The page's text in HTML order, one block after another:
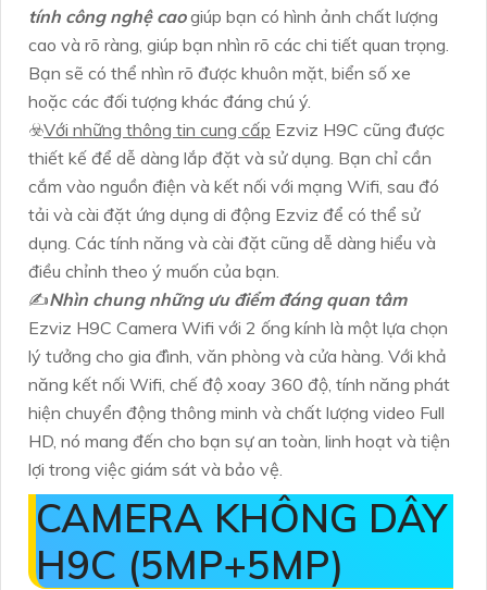
tính công nghệ caogiúp bạn có hình ảnh chất lượng
cao và rõ ràng, giúp bạn nhìn rõ các chi tiết quan trọng.
Bạn sẽ có thể nhìn rõ được khuôn mặt, biển số xe
hoặc các đối tượng khác đáng chú ý.
☣️Với những thông tin cung cấp Ezviz H9C cũng được
thiết kế để dễ dàng lắp đặt và sử dụng. Bạn chỉ cần
cắm vào nguồn điện và kết nối với mạng Wifi, sau đó
tải và cài đặt ứng dụng di động Ezviz để có thể sử
dụng. Các tính năng và cài đặt cũng dễ dàng hiểu và
điều chỉnh theo ý muốn của bạn.
✍️Nhìn chung những ưu điểm đáng quan tâm
Ezviz H9C Camera Wifi với 2 ống kính là một lựa chọn
lý tưởng cho gia đình, văn phòng và cửa hàng. Với khả
năng kết nối Wifi, chế độ xoay 360 độ, tính năng phát
hiện chuyển động thông minh và chất lượng video Full
HD, nó mang đến cho bạn sự an toàn, linh hoạt và tiện
lợi trong việc giám sát và bảo vệ.
CAMERA KHÔNG DÂY
H9C (5MP+5MP)